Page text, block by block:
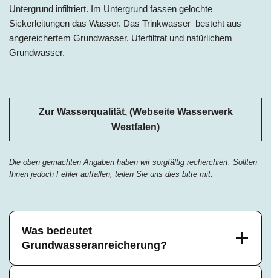
Untergrund infiltriert. Im Untergrund fassen gelochte
Sickerleitungen das Wasser. Das Trinkwasser besteht aus
angereichertem Grundwasser, Uferfiltrat und natürlichem
Grundwasser.
Zur Wasserqualität, (Webseite Wasserwerk
Westfalen)
Die oben gemachten Angaben haben wir sorgfältig recherchiert. Sollten
Ihnen jedoch Fehler auffallen, teilen Sie uns dies bitte mit.
Was bedeutet
Grundwasseranreicherung?